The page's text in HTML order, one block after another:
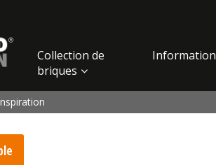
Collection de
briques
Information